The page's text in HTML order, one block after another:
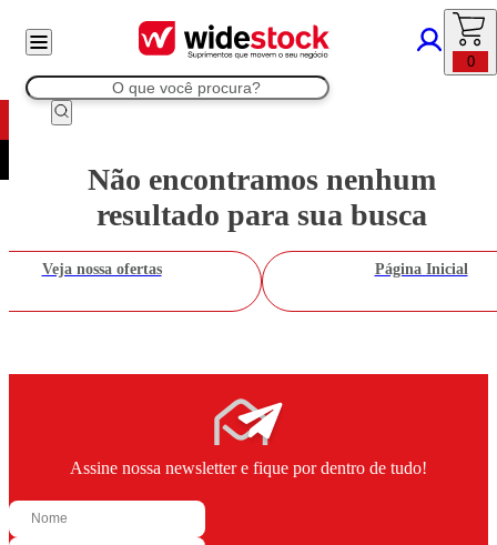
0
Não encontramos nenhum
resultado para sua busca
Veja nossa ofertas Página Inicial
Assine nossa newsletter e fique por dentro de tudo!